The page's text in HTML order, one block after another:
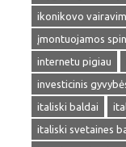
ikonikovo
įmontuojamos
internetu pigiau
investicinis
italiski baldai
italiski svetaines